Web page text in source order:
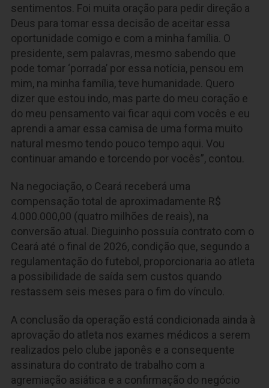
sentimentos. Foi muita oração para pedir direção a
Deus para tomar essa decisão de aceitar essa
oportunidade comigo e com a minha família. O
presidente, sem palavras, mesmo sabendo que
pode tomar ‘porrada’ por essa notícia, pensou em
mim, na minha família, teve humanidade. Quero
dizer que estou indo, mas parte do meu coração e
do meu pensamento vai ficar aqui com vocês e eu
aprendi a amar essa camisa de uma forma muito
natural mesmo tendo pouco tempo aqui. Vou
continuar amando e torcendo por vocês”, contou.
Na negociação, o Ceará receberá uma
compensação total de aproximadamente R$
4.000.000,00 (quatro milhões de reais), na
conversão atual. Dieguinho possuía contrato com o
Ceará até o final de 2026, condição que, segundo a
regulamentação do futebol, proporcionaria ao atleta
a possibilidade de saída sem custos quando
restassem seis meses para o fim do vínculo.
A conclusão da operação está condicionada ainda à
aprovação do atleta nos exames médicos a serem
realizados pelo clube japonês e a consequente
assinatura do contrato de trabalho com a
agremiação asiática e a confirmação do negócio